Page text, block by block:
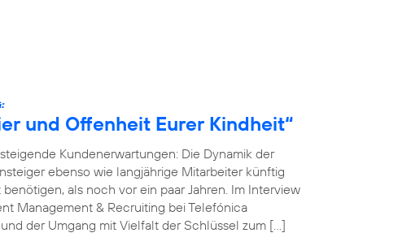
und Offenheit Eurer Kindheit“
Kundenerwartungen: Die Dynamik der
ebenso wie langjährige Mitarbeiter künftig
als noch vor ein paar Jahren. Im Interview
Management & Recruiting bei Telefónica
der Umgang mit Vielfalt der Schlüssel zum […]